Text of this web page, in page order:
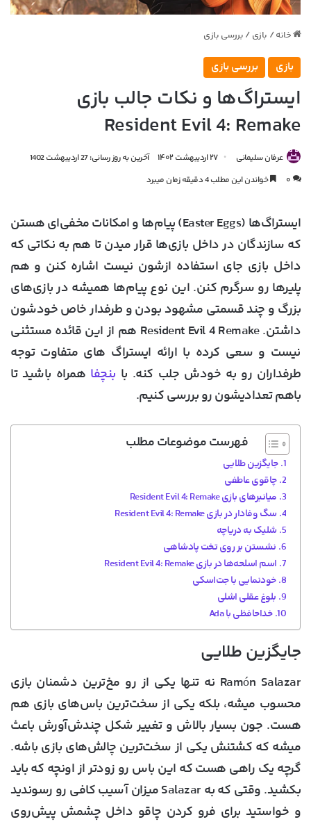
خانه / بازی / بررسی بازی
بازی بررسی بازی
ایستراگ‌ها و نکات جالب بازی
Resident Evil 4: Remake
عرفان سلیمانی ۲۷ اردیبهشت ۱۴۰۲
آخرین به روز رسانی: 27 اردیبهشت 1402
۰
خواندن این مطلب 4 دقیقه زمان میبرد
ایستراگ‌ها (Easter Eggs) پیام‌ها و امکانات مخفی‌ای هستن
که سازندگان در داخل بازی‌ها قرار میدن تا هم به نکاتی که
داخل بازی جای استفاده ازشون نیست اشاره کنن و هم
پلیرها رو سرگرم کنن. این نوع پیام‌ها همیشه در بازی‌های
بزرگ و چند قسمتی مشهود بودن و طرفدار خاص خودشون
داشتن. Resident Evil 4 Remake هم از این قائده مستثنی
نیست و سعی کرده با ارائه ایستراگ های متفاوت توجه
طرفداران رو به خودش جلب کنه. با بنچفا همراه باشید تا
باهم تعدادیشون رو بررسی کنیم.
فهرست موضوعات مطلب
جایگزین طلایی
چاقوی عاطفی
میانبرهای بازی Resident Evil 4: Remake
سگ وفادار در بازی Resident Evil 4: Remake
شلیک به دریاچه
نشستن بر روی تخت پادشاهی
اسم اسلحه‌ها در بازی Resident Evil 4: Remake
خودنمایی با جت‌اسکی
بلوغ عقلی اشلی
خداحافظی با Ada
جایگزین طلایی
Ramón Salazar نه تنها یکی از رو مخ‌ترین دشمنان بازی
محسوب میشه، بلکه یکی از سخت‌ترین باس‌های بازی هم
هست. جون بسیار بالاش و تغییر شکل چندش‌آورش باعث
میشه که کشتنش یکی از سخت‌ترین چالش‌های بازی باشه.
گرچه یک راهی هست که این باس رو زودتر از اونچه که باید
بکشید. وقتی که به Salazar میزان آسیب کافی رو رسوندید
و خواستید برای فرو کردن چاقو داخل چشمش پیش‌روی